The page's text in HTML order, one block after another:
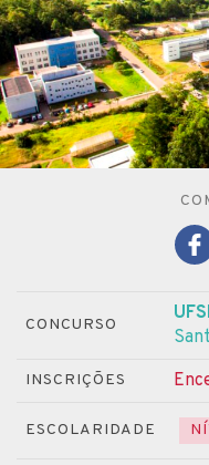
CONCURSO
INSCRIÇÕES
ESCOLARIDADE